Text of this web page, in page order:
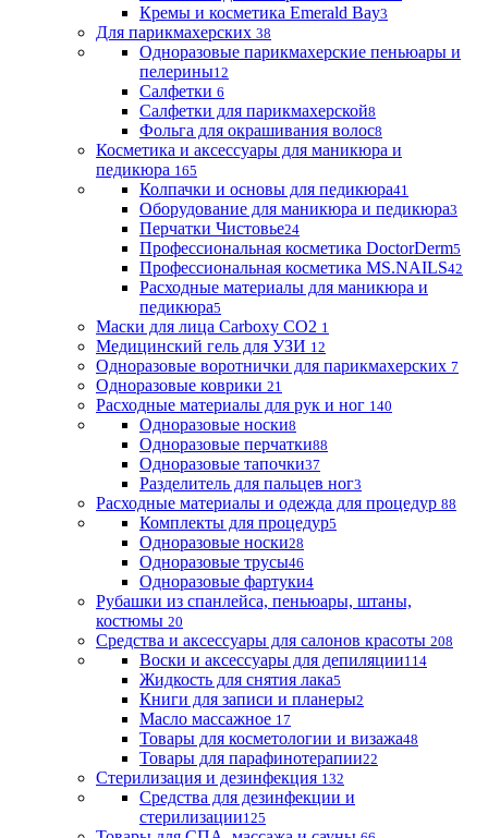
Кремы и косметика Emerald Bay3
Для парикмахерских 38
Одноразовые парикмахерские пеньюары и
пелерины12
Салфетки 6
Салфетки для парикмахерской8
Фольга для окрашивания волос8
Косметика и аксессуары для маникюра и
педикюра 165
Колпачки и основы для педикюра41
Оборудование для маникюра и педикюра3
Перчатки Чистовье24
Профессиональная косметика DoctorDerm5
Профессиональная косметика MS.NAILS42
Расходные материалы для маникюра и
педикюра5
Маски для лица Carboxy CO2 1
Медицинский гель для УЗИ 12
Одноразовые воротнички для парикмахерских 7
Одноразовые коврики 21
Расходные материалы для рук и ног 140
Одноразовые носки8
Одноразовые перчатки88
Одноразовые тапочки37
Разделитель для пальцев ног3
Расходные материалы и одежда для процедур 88
Комплекты для процедур5
Одноразовые носки28
Одноразовые трусы46
Одноразовые фартуки4
Рубашки из спанлейса, пеньюары, штаны,
костюмы 20
Средства и аксессуары для салонов красоты 208
Воски и аксессуары для депиляции114
Жидкость для снятия лака5
Книги для записи и планеры2
Масло массажное 17
Товары для косметологии и визажа48
Товары для парафинотерапии22
Стерилизация и дезинфекция 132
Средства для дезинфекции и
стерилизации125